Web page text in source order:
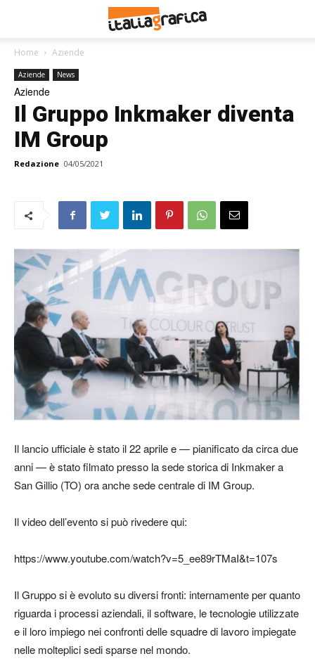
Home Aziende
Aziende News
Aziende
Il Gruppo Inkmaker diventa
IM Group
Redazione 04/05/2021
Il lancio ufficiale è stato il 22 aprile e — pianificato da circa due
anni — è stato filmato presso la sede storica di Inkmaker a
San Gillio (TO) ora anche sede centrale di IM Group.
Il video dell’evento si può rivedere qui:
https://www.youtube.com/watch?v=5_ee89rTMaI&t=107s
Il Gruppo si è evoluto su diversi fronti: internamente per quanto
riguarda i processi aziendali, il software, le tecnologie utilizzate
e il loro impiego nei confronti delle squadre di lavoro impiegate
nelle molteplici sedi sparse nel mondo.